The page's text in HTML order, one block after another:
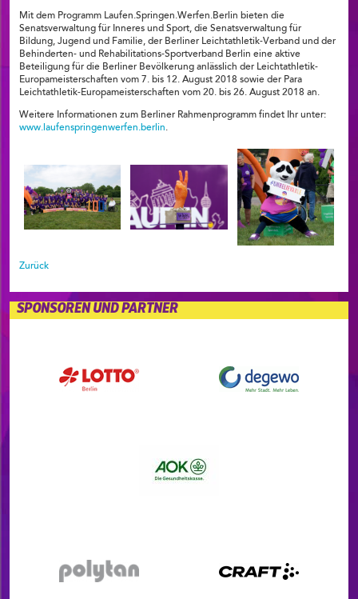
Mit dem Programm Laufen.Springen.Werfen.Berlin bieten die
Senatsverwaltung für Inneres und Sport, die Senatsverwaltung für
Bildung, Jugend und Familie, der Berliner Leichtathletik-Verband und der
Behinderten- und Rehabilitations-Sportverband Berlin eine aktive
Beteiligung für die Berliner Bevölkerung anlässlich der Leichtathletik-
Europameisterschaften vom 7. bis 12. August 2018 sowie der Para
Leichtathletik-Europameisterschaften vom 20. bis 26. August 2018 an.
Weitere Informationen zum Berliner Rahmenprogramm findet Ihr unter:
www.laufenspringenwerfen.berlin.
Zurück
SPONSOREN UND PARTNER